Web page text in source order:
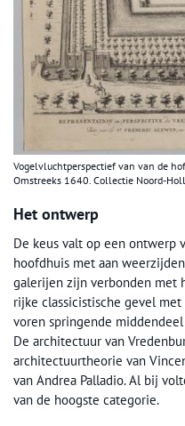
Vogelvluchtperspectief van van de
Omstreeks 1640. Collectie Noord-
Het ontwerp
De keus valt op een ontwerp
hoofdhuis met aan
galerijen zijn verbonden met
rijke classicistische gevel
voren springende
De architectuur van
architectuurtheorie van
van Andrea Palladio. Al bij
van de hoogste categorie.